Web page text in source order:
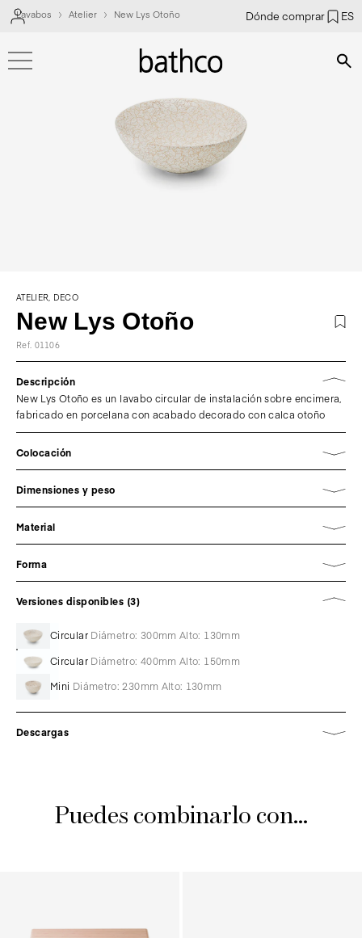
Dónde comprar ES
Lavabos Atelier New Lys Otoño
ATELIER, DECO
New Lys Otoño
Ref. 01106
Descripción
New Lys Otoño es un lavabo circular de instalación sobre encimera,
fabricado en porcelana con acabado decorado con calca otoño
Colocación
Dimensiones y peso
Material
Forma
Versiones disponibles (3)
Circular Diámetro: 300mm Alto: 130mm
Circular Diámetro: 400mm Alto: 150mm
Mini Diámetro: 230mm Alto: 130mm
Descargas
Puedes combinarlo con...